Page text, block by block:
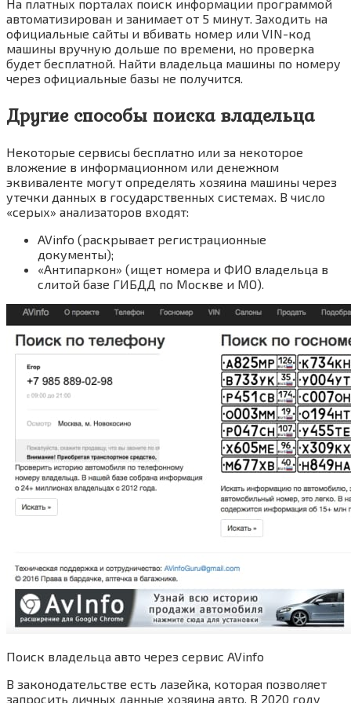
На платных порталах поиск информации программой
автоматизирован и занимает от 5 минут. Заходить на
официальные сайты и вбивать номер или VIN-код
машины вручную дольше по времени, но проверка
будет бесплатной. Найти владельца машины по номеру
через официальные базы не получится.
Другие способы поиска владельца
Некоторые сервисы бесплатно или за некоторое
вложение в информационном или денежном
эквиваленте могут определять хозяина машины через
утечки данных в государственных системах. В число
«серых» анализаторов входят:
AVinfo (раскрывает регистрационные
документы);
«Антипаркон» (ищет номера и ФИО владельца в
слитой базе ГИБДД по Москве и МО).
Поиск владельца авто через сервис AVinfo
В законодательстве есть лазейка, которая позволяет
запросить личных данные хозяина авто. В 2020 году